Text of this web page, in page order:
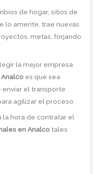
de hogar, sitios de
lo amerite, trae nuevas
metas, forjando
la mejor empresa
es que sea
enviar el transporte
agilizar el proceso.
la hora de contratar el
en Analco tales